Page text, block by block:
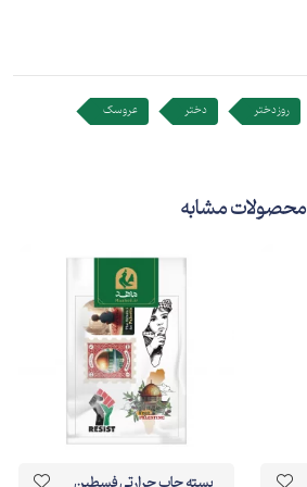
روز دختر دختر عروسک
محصولات مشابه